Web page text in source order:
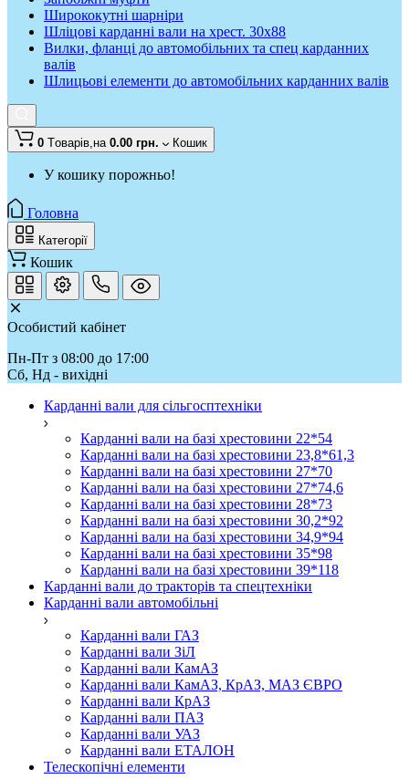
Ширококутні шарніри
Шліцові карданні вали на хрест. 30x88
Вилки, фланці до автомобільних та спец карданних
валів
Шлицьові елементи до автомобільних карданних валів
0 Tоварів,на 0.00 грн. Кошик
У кошику порожньо!
Головна
Категорії
Кошик
Особистий кабінет
Пн-Пт з 08:00 до 17:00
Сб, Нд - вихідні
Карданні вали для сільгосптехніки
Карданні вали на базі хрестовини 22*54
Карданні вали на базі хрестовини 23,8*61,3
Карданні вали на базі хрестовини 27*70
Карданні вали на базі хрестовини 27*74,6
Карданні вали на базі хрестовини 28*73
Карданні вали на базі хрестовини 30,2*92
Карданні вали на базі хрестовини 34,9*94
Карданні вали на базі хрестовини 35*98
Карданні вали на базі хрестовини 39*118
Карданні вали до тракторів та спецтехніки
Карданні вали автомобільні
Карданні вали ГАЗ
Карданні вали ЗіЛ
Карданні вали КамАЗ
Карданні вали КамАЗ, КрАЗ, МАЗ ЄВРО
Карданні вали КрАЗ
Карданні вали ПАЗ
Карданні вали УАЗ
Карданні вали ЕТАЛОН
Телескопічні елементи